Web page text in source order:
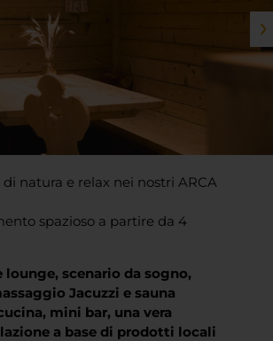
natura e relax nei nostri ARCA
spazioso a partire da 4
scenario da sogno,
Jacuzzi e sauna
mini bar, una vera
a base di prodotti locali